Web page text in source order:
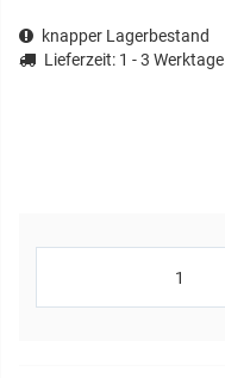
knapper Lagerbestand
Lieferzeit: 1 - 3 Werktage